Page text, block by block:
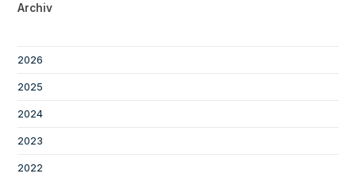
Archiv
2026
2025
2024
2023
2022